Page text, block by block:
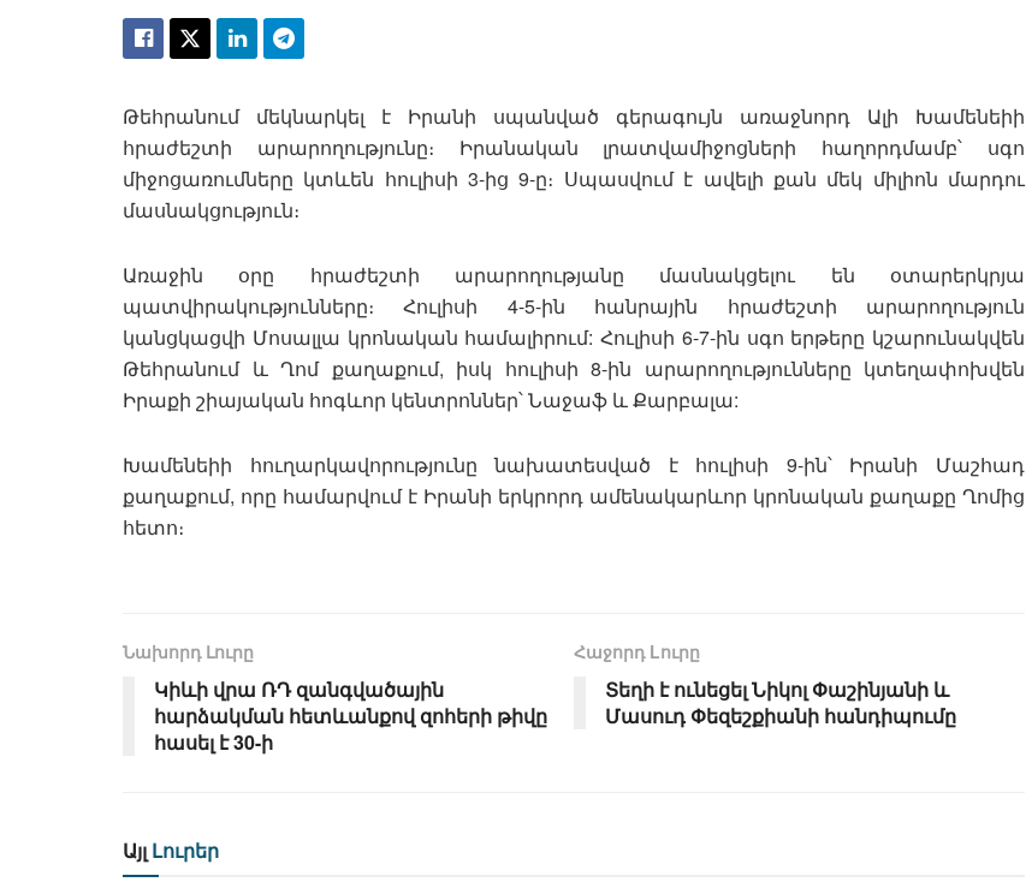
Թեհրանում մեկնարկել է Իրանի սպանված գերագույն առաջնորդ Ալի Խամենեիի
հրաժեշտի արարողությունը։ Իրանական լրատվամիջոցների հաղորդմամբ՝ սգո
միջոցառումները կտևեն հուլիսի 3-ից 9-ը։ Սպասվում է ավելի քան մեկ միլիոն մարդու
մասնակցություն։
Առաջին օրը հրաժեշտի արարողությանը մասնակցելու են օտարերկրյա
պատվիրակությունները։ Հուլիսի 4-5-ին հանրային հրաժեշտի արարողություն
կանցկացվի Մոսալլա կրոնական համալիրում: Հուլիսի 6-7-ին սգո երթերը կշարունակվեն
Թեհրանում և Ղոմ քաղաքում, իսկ հուլիսի 8-ին արարողությունները կտեղափոխվեն
Իրաքի շիայական հոգևոր կենտրոններ՝ Նաջաֆ և Քարբալա:
Խամենեիի հուղարկավորությունը նախատեսված է հուլիսի 9-ին՝ Իրանի Մաշհադ
քաղաքում, որը համարվում է Իրանի երկրորդ ամենակարևոր կրոնական քաղաքը Ղոմից
հետո։
Նախորդ Լուրը
Կիևի վրա ՌԴ զանգվածային
հարձակման հետևանքով զոհերի թիվը
հասել է 30-ի
Հաջորդ Lուրը
Տեղի է ունեցել Նիկոլ Փաշինյանի և
Մասուդ Փեզեշքիանի հանդիպումը
Այլ Լուրեր